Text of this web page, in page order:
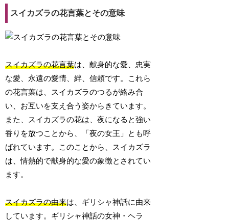
スイカズラの花言葉とその意味
スイカズラの花言葉は、献身的な愛、忠実
な愛、永遠の愛情、絆、信頼です。これら
の花言葉は、スイカズラのつるが絡み合
い、お互いを支え合う姿からきています。
また、スイカズラの花は、夜になると強い
香りを放つことから、「夜の女王」とも呼
ばれています。このことから、スイカズラ
は、情熱的で献身的な愛の象徴とされてい
ます。
スイカズラの由来は、ギリシャ神話に由来
しています。ギリシャ神話の女神・ヘラ